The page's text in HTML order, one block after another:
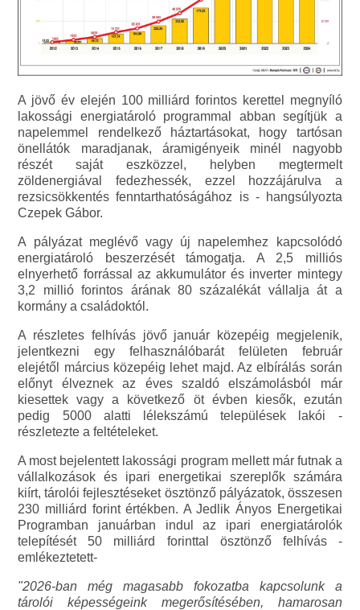
A jövő év elején 100 milliárd forintos kerettel megnyíló
lakossági energiatároló programmal abban segítjük a
napelemmel rendelkező háztartásokat, hogy tartósan
önellátók maradjanak, áramigényeik minél nagyobb
részét saját eszközzel, helyben megtermelt
zöldenergiával fedezhessék, ezzel hozzájárulva a
rezsicsökkentés fenntarthatóságához is - hangsúlyozta
Czepek Gábor.
A pályázat meglévő vagy új napelemhez kapcsolódó
energiatároló beszerzését támogatja. A 2,5 milliós
elnyerhető forrással az akkumulátor és inverter mintegy
3,2 millió forintos árának 80 százalékát vállalja át a
kormány a családoktól.
A részletes felhívás jövő január közepéig megjelenik,
jelentkezni egy felhasználóbarát felületen február
elejétől március közepéig lehet majd. Az elbírálás során
előnyt élveznek az éves szaldó elszámolásból már
kiesettek vagy a következő öt évben kiesők, ezután
pedig 5000 alatti lélekszámú települések lakói -
részletezte a feltételeket.
A most bejelentett lakossági program mellett már futnak a
vállalkozások és ipari energetikai szereplők számára
kiírt, tárolói fejlesztéseket ösztönző pályázatok, összesen
230 milliárd forint értékben. A Jedlik Ányos Energetikai
Programban januárban indul az ipari energiatárolók
telepítését 50 milliárd forinttal ösztönző felhívás -
emlékeztetett-
"2026-ban még magasabb fokozatba kapcsolunk a
tárolói képességeink megerősítésében, hamarosan